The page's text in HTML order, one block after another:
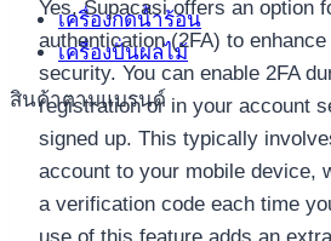
เครื่องกดน้ำร้อน
เครื่องปั่นผลไม้
สินค้าตามแบรนด์
Yes, Supacasi offers an option
authentication (2FA) to
security. You can enable 2FA
registration or in your account
signed up. This typically
account to your mobile device,
a verification code each time